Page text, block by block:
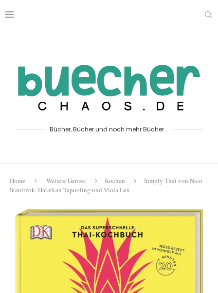
Bücher, Bücher und noch mehr Bücher...
Home Weitere Genres Kochen
Simply Thai von Nico
Stanitzok, Hataikan Tapooling und Viola Lex